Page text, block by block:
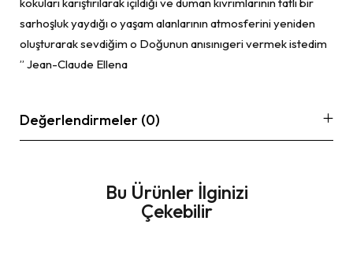
kokuları karıştırılarak içildiği ve duman kıvrımlarının tatlı bir
sarhoşluk yaydığı o yaşam alanlarının atmosferini yeniden
oluşturarak sevdiğim o Doğunun anısınıgeri vermek istedim
” Jean-Claude Ellena
Değerlendirmeler (0)
Bu Ürünler İlginizi
Çekebilir